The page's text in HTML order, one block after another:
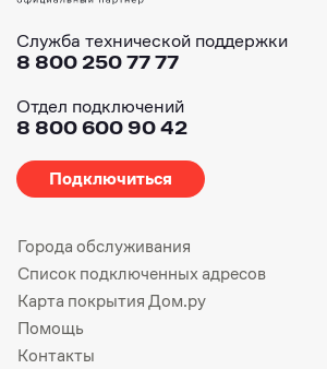
Служба технической поддержки
8 800 250 77 77
Отдел подключений
8 800 600 90 42
Подключиться
Города обслуживания
Список подключенных адресов
Карта покрытия Дом.ру
Помощь
Контакты